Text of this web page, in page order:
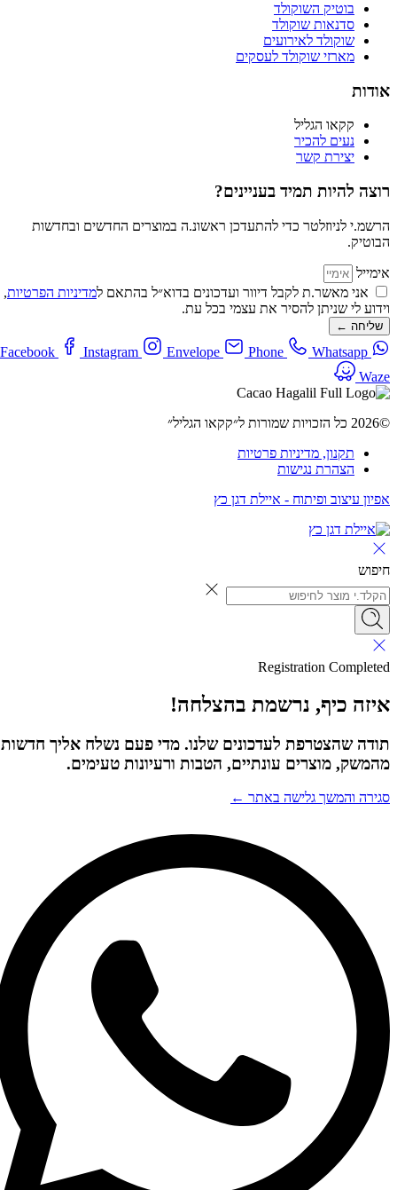
בוטיק השוקולד
סדנאות שוקולד
שוקולד לאירועים
מארזי שוקולד לעסקים
אודות
קקאו הגליל
נעים להכיר
יצירת קשר
רוצה להיות תמיד בעניינים?
הרשמ.י לניוזלטר כדי להתעדכן ראשונ.ה במוצרים החדשים ובחדשות
הבוטיק.
אימייל
אני מאשר.ת לקבל דיוור ועדכונים בדוא״ל בהתאם ל מדיניות הפרטיות,
וידוע לי שניתן להסיר את עצמי בכל עת.
שליחה ←
Facebook Instagram Envelope Phone
Whatsapp
Waze
©2026 כל הזכויות שמורות ל״קקאו הגליל״
תקנון, מדיניות פרטיות
הצהרת נגישות
אפיון עיצוב ופיתוח - איילת דגן כץ
חיפוש
Registration Completed
איזה כיף, נרשמת בהצלחה!
תודה שהצטרפת לעדכונים שלנו. מדי פעם נשלח אליך חדשות
מהמשק, מוצרים עונתיים, הטבות ורעיונות טעימים.
סגירה והמשך גלישה באתר ←